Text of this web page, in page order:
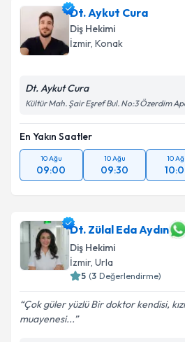
Dt. Aykut Cura
Diş Hekimi
İzmir, Konak
Dt. Aykut Cura
Kültür Mah. Şair Eşref Bul. No:3 Özerdim
En Yakın Saatler
10 Ağu
09:00
10 Ağu
09:30
10
Dt. Zülal Eda Aydın
Diş Hekimi
İzmir, Urla
5 (3 Değerlendirme)
Çok güler yüzlü Bir doktor kendisi,
muayenesi...